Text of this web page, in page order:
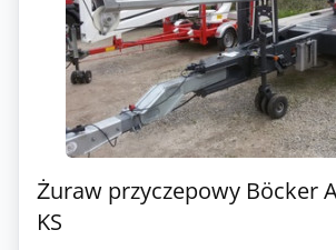
Żuraw przyczepowy Böcker
KS